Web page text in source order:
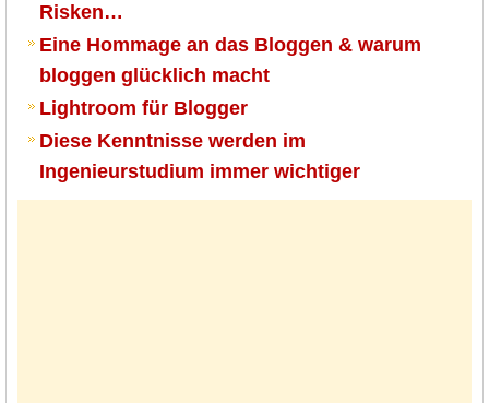
Risken…
Eine Hommage an das Bloggen & warum
bloggen glücklich macht
Lightroom für Blogger
Diese Kenntnisse werden im
Ingenieurstudium immer wichtiger